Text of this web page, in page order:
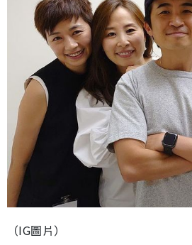
（IG圖片）